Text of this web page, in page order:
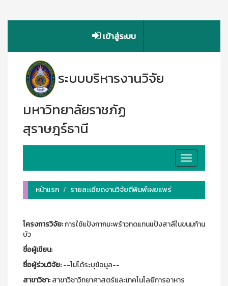
เข้าสู่ระบบ
ระบบบริหารงานวิจัย
มหาวิทยาลัยราชภัฏ
สุราษฎร์ธานี
Toggle
navigation
หน้าแรก
รายละเอียดงานวิจัยตีพิมพ์เผยแพร่
โครงการวิจัย:การใช้แป้งกากมะพร้าวทดแทนแป้งสาลีในขนมก้าน
บัว
ชื่อผู้เขียน:
ชื่อผู้ร่วมวิจัย:--ไม่ได้ระบุข้อมูล--
สาขาวิชา:สาขาวิชาวิทยาศาสตร์และเทคโนโลยีการอาหาร